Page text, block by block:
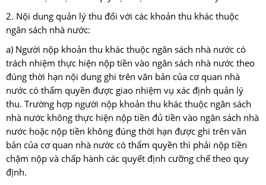
2. Nội dung quản lý thu đối với các khoản thu khác thuộc
ngân sách nhà nước:
a) Người nộp khoản thu khác thuộc ngân sách nhà nước có
trách nhiệm thực hiện nộp tiền vào ngân sách nhà nước theo
đúng thời hạn nội dung ghi trên văn bản của cơ quan nhà
nước có thẩm quyền được giao nhiệm vụ xác định quản lý
thu. Trường hợp người nộp khoản thu khác thuộc ngân sách
nhà nước không thực hiện nộp tiền đủ tiền vào ngân sách nhà
nước hoặc nộp tiền không đúng thời hạn được ghi trên văn
bản của cơ quan nhà nước có thẩm quyền thì phải nộp tiền
chậm nộp và chấp hành các quyết định cưỡng chế theo quy
định.